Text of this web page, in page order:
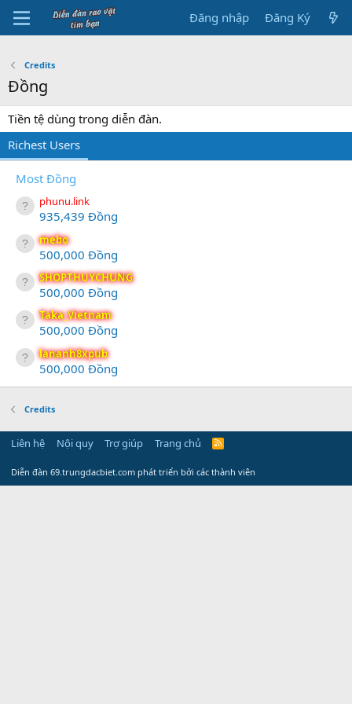
Đăng nhập Đăng Ký
Credits
Đồng
Tiền tệ dùng trong diễn đàn.
Richest Users
Most Đồng
phunu.link
935,439 Đồng
mebo
500,000 Đồng
SHOPTHUYCHUNG
500,000 Đồng
Taka_Vietnam
500,000 Đồng
lananh8xpub
500,000 Đồng
Credits
Liên hệ Nội quy Trợ giúp Trang chủ
R
S
Diễn đàn 69.trungdacbiet.com phát triển bởi các thành viên